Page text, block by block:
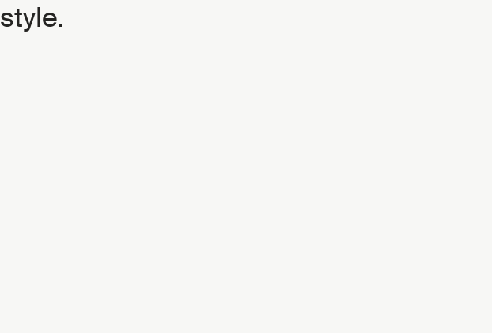
style.